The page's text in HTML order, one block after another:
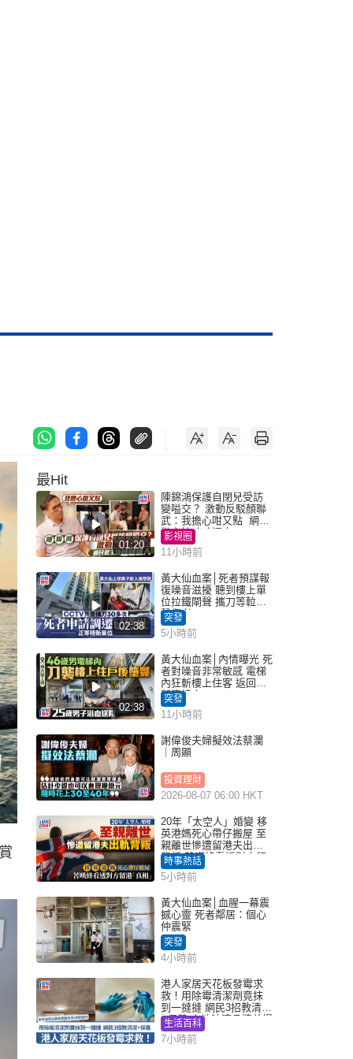
最Hit
01:20
陳錦鴻保護自閉兒受訪
變嗌交？ 激動反駁顏聯
武：我擔心咁又點 網民
批主持咄咄逼人
影視圈
11小時前
02:38
黃大仙血案│死者預謀報
復噪音滋擾 聽到樓上單
位拉鐵閘聲 攜刀等𨋢伏
擊傷者
突發
5小時前
02:38
黃大仙血案│內情曝光 死
者對噪音非常敏感 電梯
內狂斬樓上住客 返回住
所墮樓亡
突發
11小時前
謝偉俊夫婦擬效法蔡瀾
｜周顯
投資理財
2026-08-07 06:00 HKT
20年「太空人」婚變 移
英港媽死心帶仔搬屋 至
親離世慘遭留港夫出軌
背叛 苦嘆終看透對方留
港「真相」｜Juicy叮
時事熱話
5小時前
黃大仙血案│血腥一幕震
撼心靈 死者鄰居：個心
仲震緊
突發
4小時前
港人家居天花板發霉求
救！用除霉清潔劑竟抹
到一撻撻 網民3招教清潔
+保養 本地油漆品牌曾提
醒勿用1物防變色
生活百科
7小時前